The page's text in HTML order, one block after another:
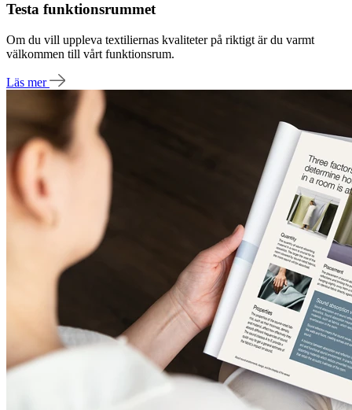
Testa funktionsrummet
Om du vill uppleva textiliernas kvaliteter på riktigt är du varmt
välkommen till vårt funktionsrum.
Läs mer